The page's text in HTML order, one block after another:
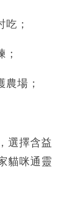
；
場；
選擇含益
貓咪通靈